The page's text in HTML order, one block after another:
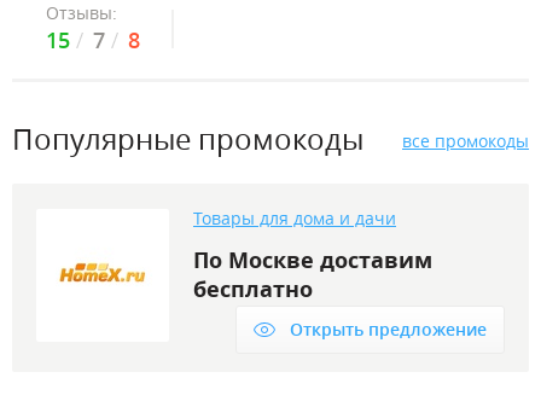
Отзывы:
15 7 8
Популярные промокоды все промокоды
Товары для дома и дачи
По Москве доставим
бесплатно
Открыть предложение